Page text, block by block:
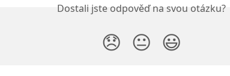
Dostali jste odpověď na svou otázku?
😞 😐 😃